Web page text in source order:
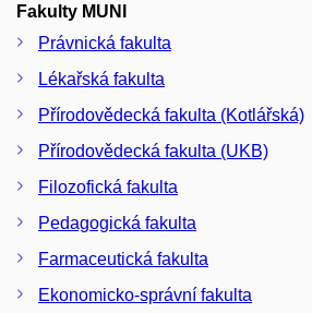
Fakulty MUNI
Právnická fakulta
Lékařská fakulta
Přírodovědecká fakulta (Kotlářská)
Přírodovědecká fakulta (UKB)
Filozofická fakulta
Pedagogická fakulta
Farmaceutická fakulta
Ekonomicko-správní fakulta